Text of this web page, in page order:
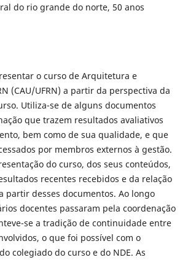
do rio grande do norte, 50 anos
o curso de Arquitetura e
(CAU/UFRN) a partir da perspectiva da
Utiliza-se de alguns documentos
que trazem resultados avaliativos
bem como de sua qualidade, e que
por membros externos à gestão.
do curso, dos seus conteúdos,
recentes recebidos e da relação
partir desses documentos. Ao longo
docentes passaram pela coordenação
se a tradição de continuidade entre
o que foi possível com o
colegiado do curso e do NDE. As